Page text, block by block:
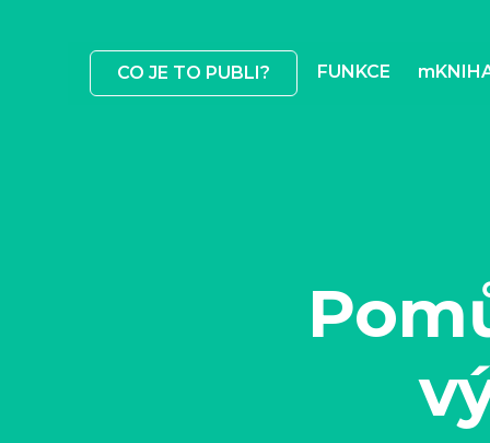
CO JE TO PUBLI? FUNKCE